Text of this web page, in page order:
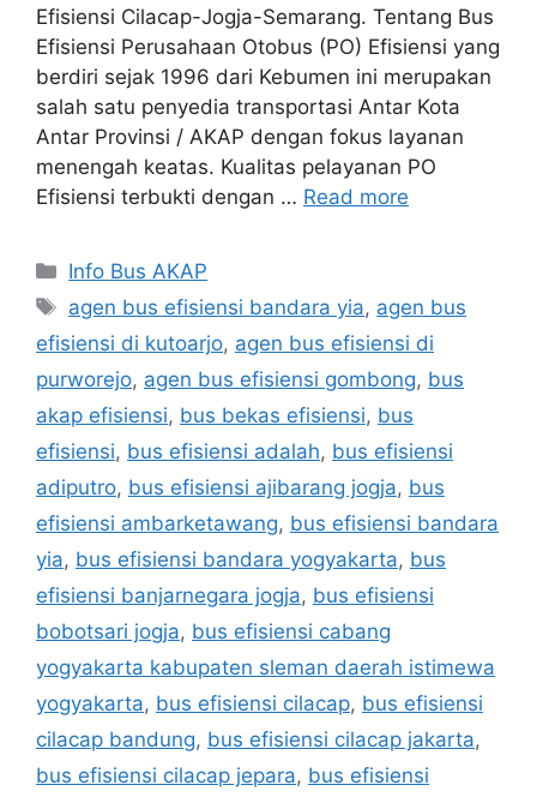
Efisiensi Cilacap-Jogja-Semarang. Tentang Bus
Efisiensi Perusahaan Otobus (PO) Efisiensi yang
berdiri sejak 1996 dari Kebumen ini merupakan
salah satu penyedia transportasi Antar Kota
Antar Provinsi / AKAP dengan fokus layanan
menengah keatas. Kualitas pelayanan PO
Efisiensi terbukti dengan … Read more
Categories
Info Bus AKAP
Tags
agen bus efisiensi bandara yia, agen bus
efisiensi di kutoarjo, agen bus efisiensi di
purworejo, agen bus efisiensi gombong, bus
akap efisiensi, bus bekas efisiensi, bus
efisiensi, bus efisiensi adalah, bus efisiensi
adiputro, bus efisiensi ajibarang jogja, bus
efisiensi ambarketawang, bus efisiensi bandara
yia, bus efisiensi bandara yogyakarta, bus
efisiensi banjarnegara jogja, bus efisiensi
bobotsari jogja, bus efisiensi cabang
yogyakarta kabupaten sleman daerah istimewa
yogyakarta, bus efisiensi cilacap, bus efisiensi
cilacap bandung, bus efisiensi cilacap jakarta,
bus efisiensi cilacap jepara, bus efisiensi